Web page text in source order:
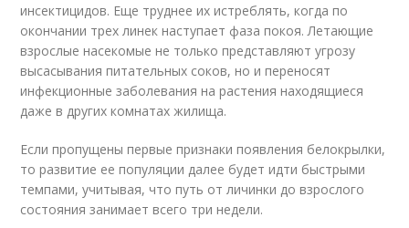
инсектицидов. Еще труднее их истреблять, когда по
окончании трех линек наступает фаза покоя. Летающие
взрослые насекомые не только представляют угрозу
высасывания питательных соков, но и переносят
инфекционные заболевания на растения находящиеся
даже в других комнатах жилища.
Если пропущены первые признаки появления белокрылки,
то развитие ее популяции далее будет идти быстрыми
темпами, учитывая, что путь от личинки до взрослого
состояния занимает всего три недели.